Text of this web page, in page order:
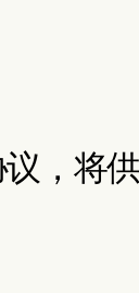
，将